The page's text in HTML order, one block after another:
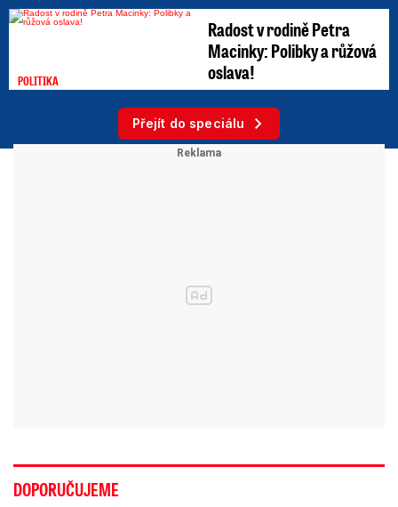
POLITIKA
Radost v rodině Petra
Macinky: Polibky a růžová
oslava!
Přejít do speciálu
DOPORUČUJEME